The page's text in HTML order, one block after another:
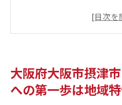
地域コミュニティ
大阪市摂津市の文
地域の歴史と不動
大阪府大阪市摂津
への第一歩は地域